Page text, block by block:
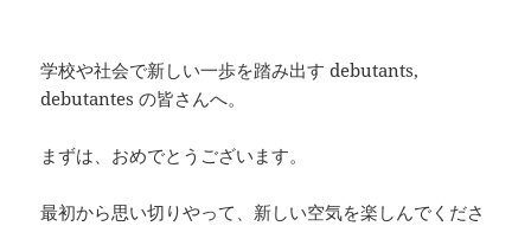
学校や社会で新しい一歩を踏み出す debutants,
debutantes の皆さんへ。
まずは、おめでとうございます。
最初から思い切りやって、新しい空気を楽しんでくださ